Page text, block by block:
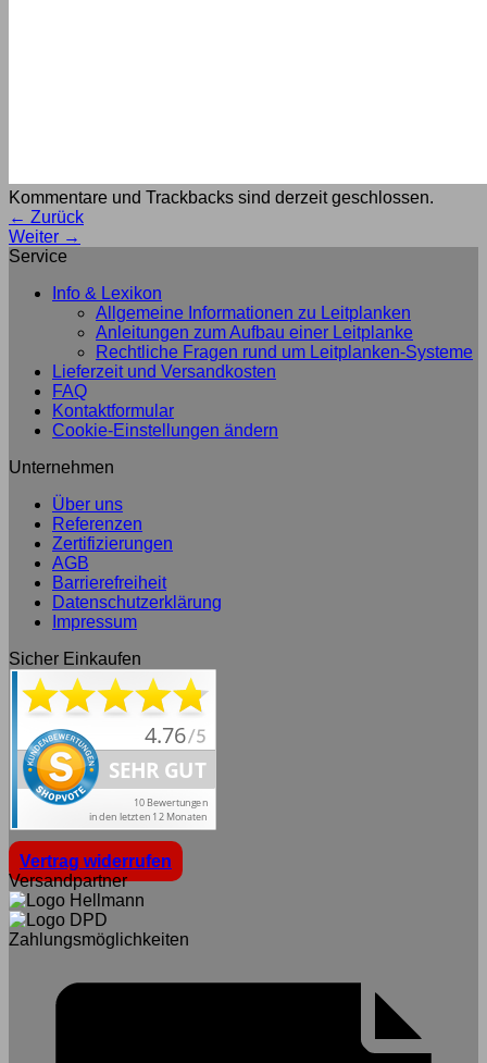
Kommentare und Trackbacks sind derzeit geschlossen.
← Zurück
Weiter →
Service
Info & Lexikon
Allgemeine Informationen zu Leitplanken
Anleitungen zum Aufbau einer Leitplanke
Rechtliche Fragen rund um Leitplanken-Systeme
Lieferzeit und Versandkosten
FAQ
Kontaktformular
Cookie-Einstellungen ändern
Unternehmen
Über uns
Referenzen
Zertifizierungen
AGB
Barrierefreiheit
Datenschutzerklärung
Impressum
Sicher Einkaufen
Vertrag widerrufen
Versandpartner
Zahlungsmöglichkeiten